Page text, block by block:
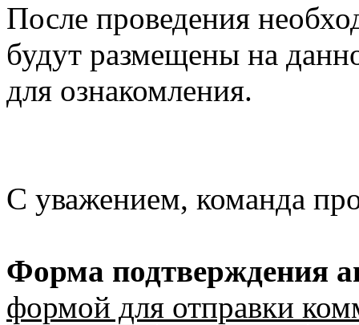
После проведения
будут размещены на
для ознакомления.
С уважением, команда
Форма подтверждения
формой для отправки